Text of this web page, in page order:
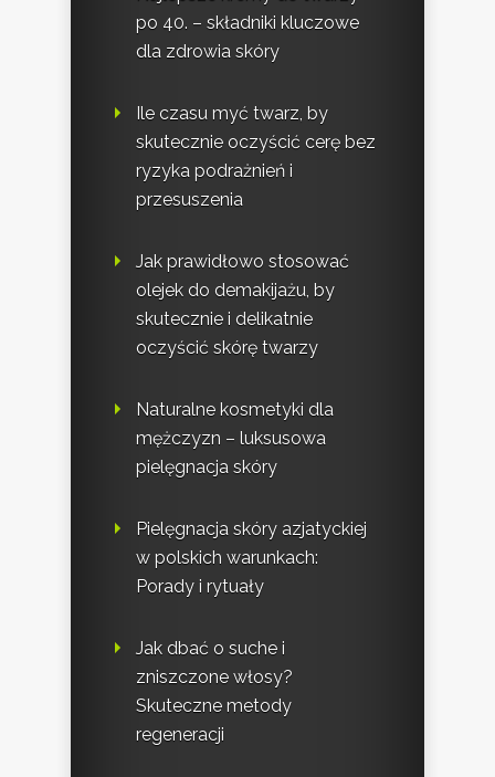
po 40. – składniki kluczowe
dla zdrowia skóry
Ile czasu myć twarz, by
skutecznie oczyścić cerę bez
ryzyka podrażnień i
przesuszenia
Jak prawidłowo stosować
olejek do demakijażu, by
skutecznie i delikatnie
oczyścić skórę twarzy
Naturalne kosmetyki dla
mężczyzn – luksusowa
pielęgnacja skóry
Pielęgnacja skóry azjatyckiej
w polskich warunkach:
Porady i rytuały
Jak dbać o suche i
zniszczone włosy?
Skuteczne metody
regeneracji